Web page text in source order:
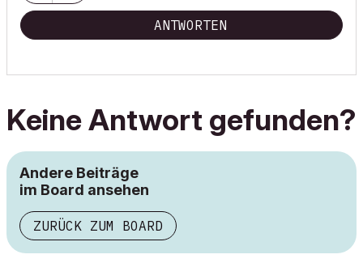
ANTWORTEN
Keine Antwort gefunden?
Andere Beiträge
im Board ansehen
ZURÜCK ZUM BOARD